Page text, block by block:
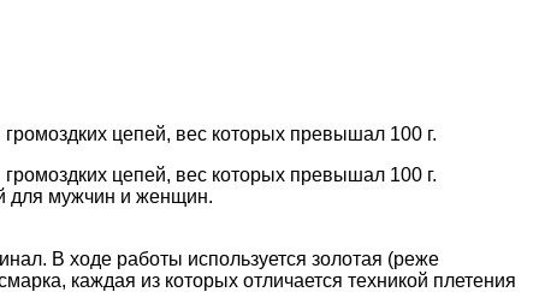
цепей, вес которых превышал 100 г.
цепей, вес которых превышал 100 г.
для мужчин и женщин.
В ходе работы используется золотая (реже
каждая из которых отличается техникой плетения